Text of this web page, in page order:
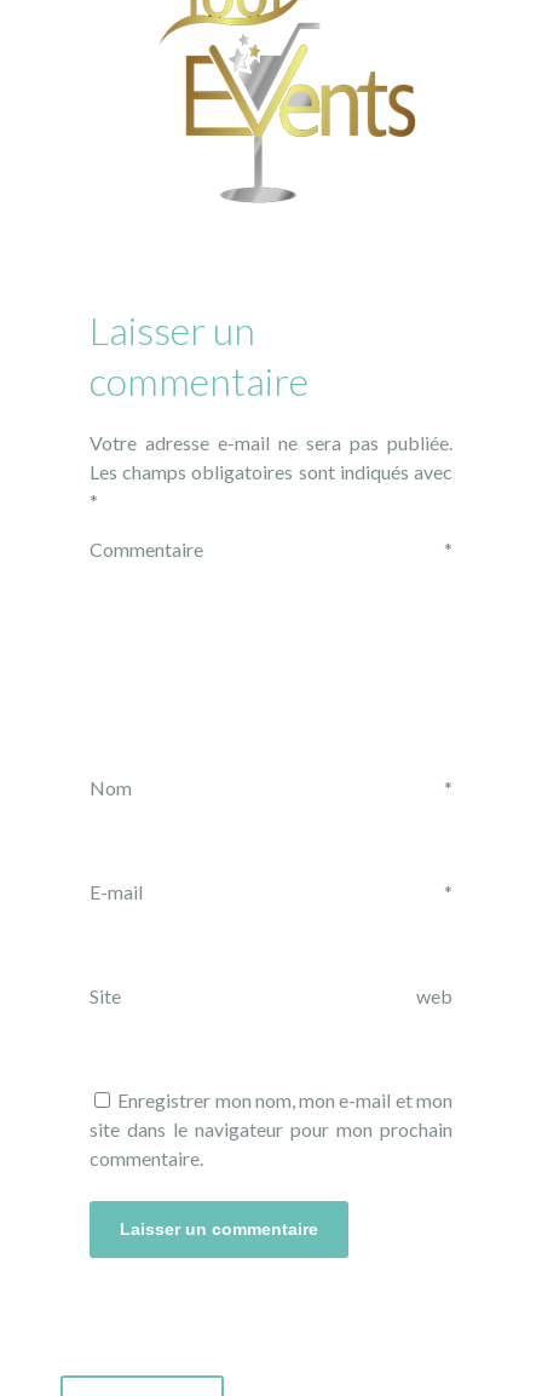
Laisser un
commentaire
Votre adresse e-mail ne sera pas publiée.
Les champs obligatoires sont indiqués avec
*
Commentaire *
Nom *
E-mail *
Site web
Enregistrer mon nom, mon e-mail et mon
site dans le navigateur pour mon prochain
commentaire.